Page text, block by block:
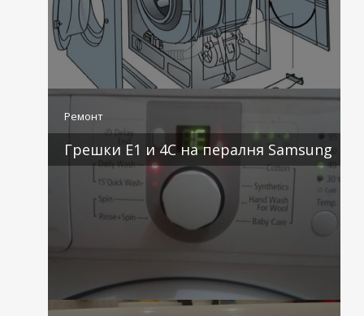
Ремонт
Грешки E1 и 4C на пералня Samsung